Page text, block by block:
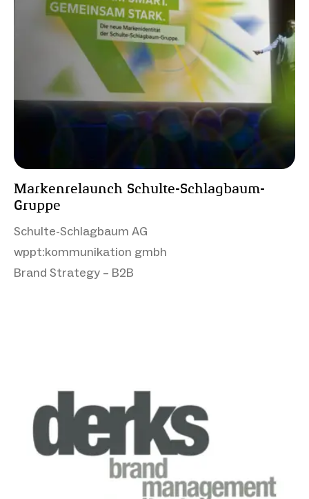
Markenrelaunch Schulte-Schlagbaum-
Gruppe
Schulte-Schlagbaum AG
wppt:kommunikation gmbh
Brand Strategy – B2B